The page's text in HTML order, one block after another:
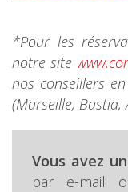
*Pour les
notre site
nos conseillers
(Marseille, Bastia,
Vous avez
par e-mail